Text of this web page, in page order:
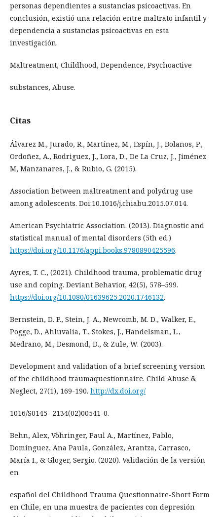
personas dependientes a sustancias psicoactivas. En
conclusión, existió una relación entre maltrato infantil y
dependencia a sustancias psicoactivas en esta
investigación.
Maltreatment, Childhood, Dependence, Psychoactive
substances, Abuse.
Citas
Álvarez M., Jurado, R., Martínez, M., Espín, J., Bolaños, P.,
Ordoñez, A., Rodriguez, J., Lora, D., De La Cruz, J., Jiménez
M, Manzanares, J., & Rubio, G. (2015).
Association between maltreatment and polydrug use
among adolescents. Doi:10.1016/j.chiabu.2015.07.014.
American Psychiatric Association. (2013). Diagnostic and
statistical manual of mental disorders (5th ed.)
https://doi.org/10.1176/appi.books.9780890425596.
Ayres, T. C., (2021). Childhood trauma, problematic drug
use and coping. Deviant Behavior, 42(5), 578–599.
https://doi.org/10.1080/01639625.2020.1746132.
Bernstein, D. P., Stein, J. A., Newcomb, M. D., Walker, E.,
Pogge, D., Ahluvalia, T., Stokes, J., Handelsman, L.,
Medrano, M., Desmond, D., & Zule, W. (2003).
Development and validation of a brief screening version
of the childhood traumaquestionnaire. Child Abuse &
Neglect, 27(1), 169-190. http://dx.doi.org/
1016/S0145- 2134(02)00541-0.
Behn, Alex, Vöhringer, Paul A., Martínez, Pablo,
Domínguez, Ana Paula, González, Arantza, Carrasco,
María I., & Gloger, Sergio. (2020). Validación de la versión
en
español del Childhood Trauma Questionnaire-Short Form
en Chile, en una muestra de pacientes con depresión